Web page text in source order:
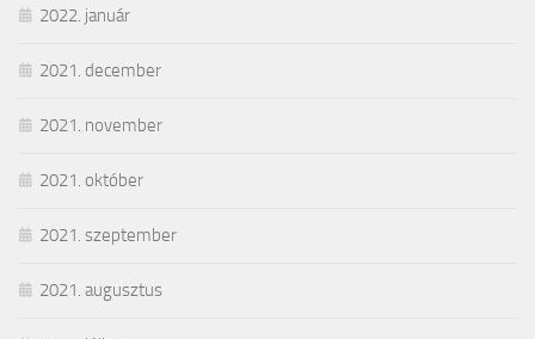
2022. január
2021. december
2021. november
2021. október
2021. szeptember
2021. augusztus